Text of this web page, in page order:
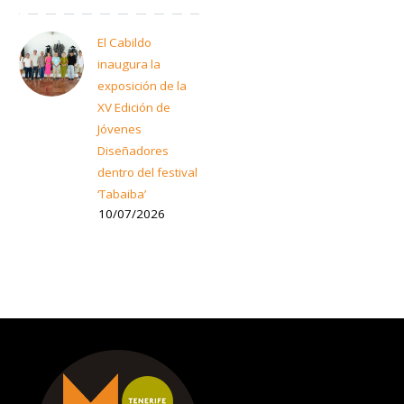
El Cabildo
inaugura la
exposición de la
XV Edición de
Jóvenes
Diseñadores
dentro del festival
‘Tabaiba’
10/07/2026